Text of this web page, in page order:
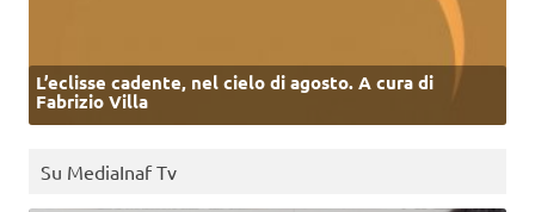
L’eclisse cadente, nel cielo di agosto. A cura di
Fabrizio Villa
Su MediaInaf Tv